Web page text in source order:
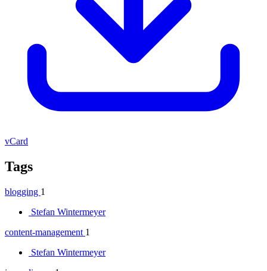
vCard
Tags
blogging 1
Stefan Wintermeyer
content-management 1
Stefan Wintermeyer